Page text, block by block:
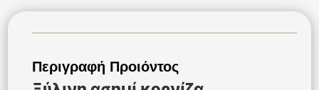
Περιγραφή Προιόντος